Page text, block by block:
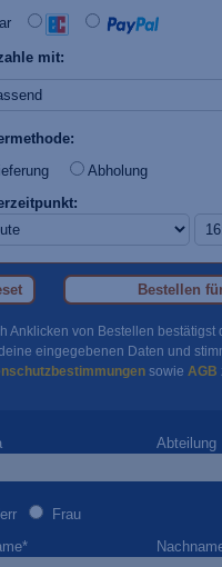
mit:
Abholung
Bestellen
Anklicken von Bestellen bestätigst
eingegebenen Daten und
sowie AGB
Abteilung
Frau
*